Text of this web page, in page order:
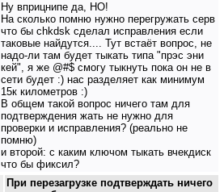
Ну вприцнипе да, НО!
На сколько помню нужно перегружать серв
что бы chkdsk сделал исправления если
таковые найдутся.... Тут встаёт вопрос, не
надо-ли там будет тыкать типа "прэс эни
кей", я же @#$ смогу тыкнуть пока он не в
сети будет :) нас разделяет как минимум
15к километров :)
В общем такой вопрос ничего там для
подтверждения жать не нужно для
проверки и исправления? (реально не
помню)
и второй: с каким ключом тыкать вчекдиск
что бы фиксил?
При перезагрузке подтверждать ничего